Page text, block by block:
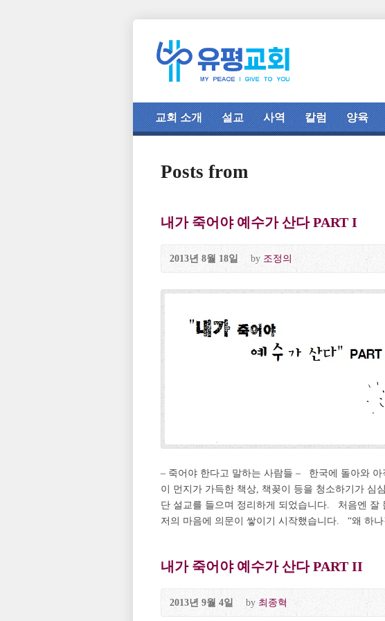
교회 소개 설교 사역 칼럼 양육
Posts from
내가 죽어야 예수가 산다 PART I
2013년 8월 18일 by 조정의
– 죽어야 한다고 말하는 사람들 – 한국에 돌아와
이 먼지가 가득한 책상, 책꽂이 등을 청소하기가 심
단 설교를 들으며 정리하게 되었습니다. 처음엔 잘
저의 마음에 의문이 쌓이기 시작했습니다. “왜 하
내가 죽어야 예수가 산다 PART II
2013년 9월 4일 by 최종혁